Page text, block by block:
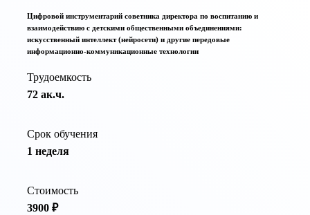
Цифровой инструментарий советника директора по воспитанию и
взаимодействию с детскими общественными объединениями:
искусственный интеллект (нейросети) и другие передовые
информационно-коммуникационные технологии
Трудоемкость
72 ак.ч.
Срок обучения
1 неделя
Стоимость
3900 ₽